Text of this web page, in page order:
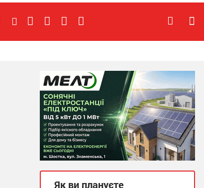
Як ви плануєте